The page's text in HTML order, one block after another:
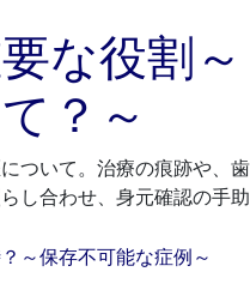
な役割～
？～
ついて。治療の痕跡や、歯
し合わせ、身元確認の手助